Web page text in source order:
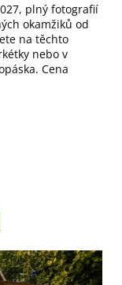
plný fotografií
okamžiků od
na těchto
nebo v
Cena